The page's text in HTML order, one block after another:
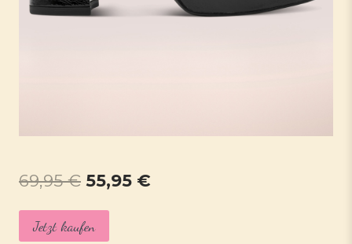
69,95€ Ursprünglicher
Preis
war:
55,95 €
Jetzt kaufen